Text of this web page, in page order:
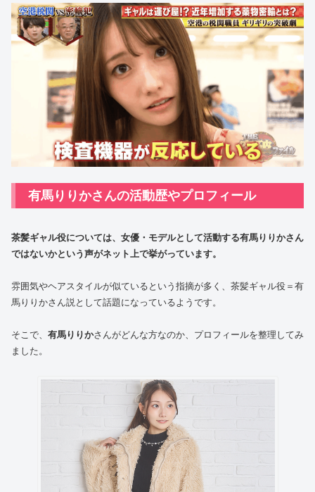
有馬りりかさんの活動歴やプロフィール
茶髪ギャル役については、女優・モデルとして活動する有馬りりかさん
ではないかという声がネット上で挙がっています。
雰囲気やヘアスタイルが似ているという指摘が多く、茶髪ギャル役＝有
馬りりかさん説として話題になっているようです。
そこで、 有馬りりかさんがどんな方なのか、プロフィールを整理してみ
ました。